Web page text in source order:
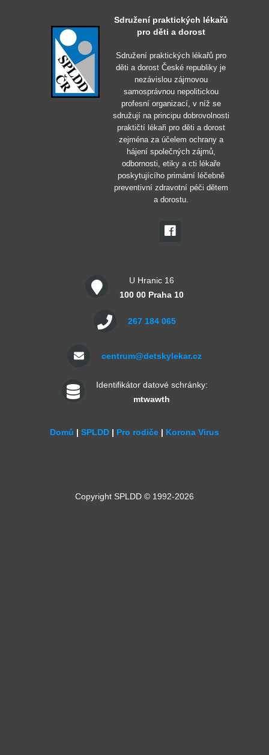
Sdružení praktických lékařů
pro děti a dorost
Sdružení praktických lékařů pro
děti a dorost České republiky je
nezávislou zájmovou
samosprávnou nepolitickou
profesní organizací, v níž se
sdružují na principu dobrovolnosti
praktičtí lékaři pro děti a dorost
zejména za účelem ochrany a
hájení společných zájmů,
odbornosti, etiky a cti lékaře
poskytujícího primární léčebně
preventivní zdravotní péči dětem
a dorostu.
U Hranic 16
100 00 Praha 10
267 184 065
centrum@detskylekar.cz
Identifikátor datové schránky:
mtwawth
Domů | SPLDD | Pro rodiče | Korona Virus
Copyright SPLDD © 1992-2026